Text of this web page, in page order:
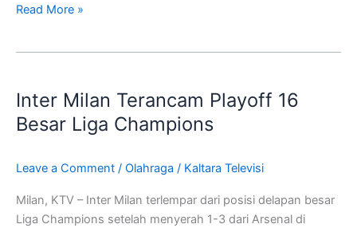
Read More »
Inter Milan Terancam Playoff 16
Besar Liga Champions
Leave a Comment / Olahraga / Kaltara Televisi
Milan, KTV – Inter Milan terlempar dari posisi delapan besar
Liga Champions setelah menyerah 1-3 dari Arsenal di
Terancam
Playoff
Liga
Champions